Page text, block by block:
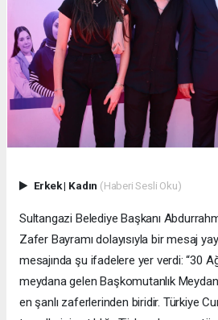
Erkek| Kadın (Haberi Sesli Oku)
Sultangazi Belediye Başkanı
Zafer Bayramı dolayısıyla bir mesaj
mesajında şu ifadelere yer verdi: “30
meydana gelen Başkomutanlık
en şanlı zaferlerinden biridir. Türkiye